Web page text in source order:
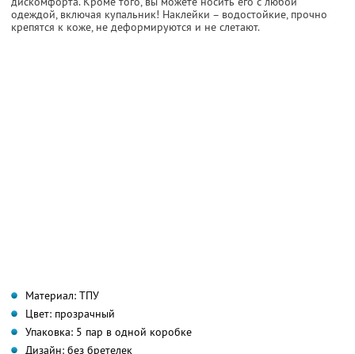
одеждой, включая купальник! Наклейки – водостойкие, прочно
крепятся к коже, не деформируются и не слетают.
Материал: ТПУ
Цвет: прозрачный
Упаковка: 5 пар в одной коробке
Дизайн: без бретелек